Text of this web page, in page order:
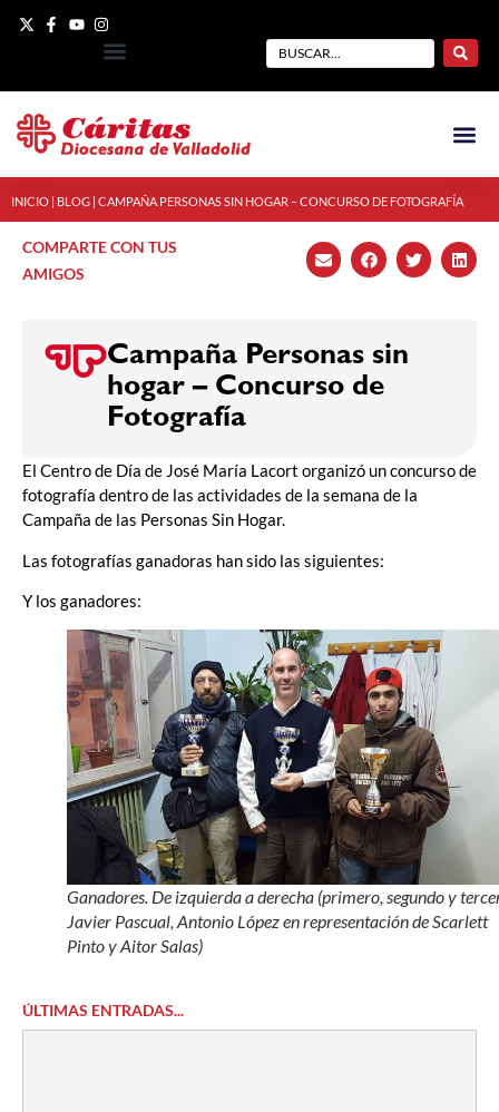
INICIO BLOG CAMPAÑA PERSONAS SIN HOGAR – CONCURSO DE FOTOGRAFÍA
COMPARTE CON TUS
AMIGOS
Campaña Personas sin
hogar – Concurso de
Fotografía
El Centro de Día de José María Lacort organizó un concurso de
fotografía dentro de las actividades de la semana de la
Campaña de las Personas Sin Hogar.
Las fotografías ganadoras han sido las siguientes:
Y los ganadores:
Ganadores. De izquierda a derecha (primero, segundo y
Javier Pascual, Antonio López en representación de Scarlett
Pinto y Aitor Salas)
ÚLTIMAS ENTRADAS...